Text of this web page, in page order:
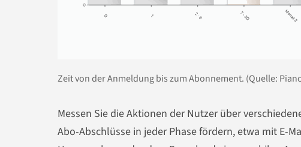
Zeit von der Anmeldung bis zum Abonnement. (Quelle:
Messen Sie die Aktionen der Nutzer über
Abo-Abschlüsse in jeder Phase fördern, etwa mit E-